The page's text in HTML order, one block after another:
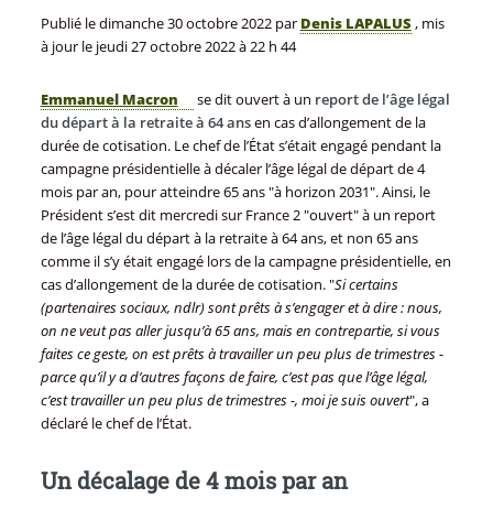
Publié ledimanche 30 octobre 2022par Denis LAPALUS , mis
à jour le jeudi 27 octobre 2022 à 22 h 44
Emmanuel Macron se dit ouvert à un report de l’âge légal
du départ à la retraite à 64 ansen cas d’allongement de la
durée de cotisation. Le chef de l’État s’était engagé pendant la
campagne présidentielle à décaler l’âge légal de départ de 4
mois par an, pour atteindre 65 ans "à horizon 2031". Ainsi, le
Président s’est dit mercredi sur France 2 "ouvert" à un report
de l’âge légal du départ à la retraite à 64 ans, et non 65 ans
comme il s’y était engagé lors de la campagne présidentielle, en
cas d’allongement de la durée de cotisation. "Si certains
(partenaires sociaux, ndlr) sont prêts à s’engager et à dire : nous,
on ne veut pas aller jusqu’à 65 ans, mais en contrepartie, si vous
faites ce geste, on est prêts à travailler un peu plus de trimestres -
parce qu’il y a d’autres façons de faire, c’est pas que l’âge légal,
c’est travailler un peu plus de trimestres -, moi je suis ouvert", a
déclaré le chef de l’État.
Un décalage de 4 mois par an